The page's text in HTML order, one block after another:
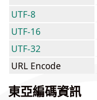
UTF-8
UTF-16
UTF-32
URL Encode
東亞編碼資訊